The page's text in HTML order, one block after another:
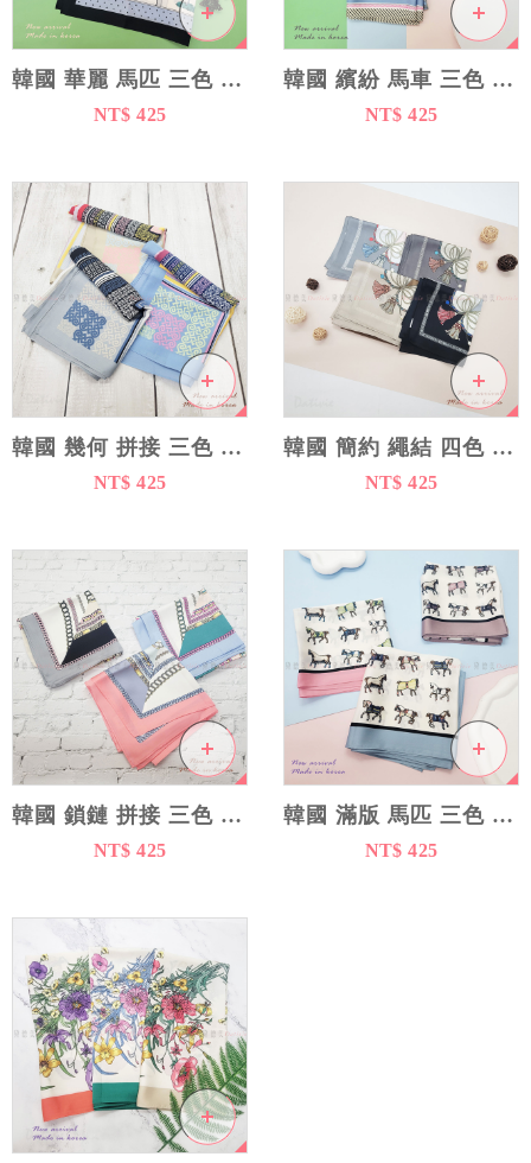
韓國 華麗 馬匹 三色 絲巾 - 韓國製造
NT$ 425
韓國 繽紛 馬車 三色 絲巾 - 韓國製造
NT$ 425
韓國 幾何 拼接 三色 絲巾 - 韓國製造
NT$ 425
韓國 簡約 繩結 四色 絲巾 - 韓國製造
NT$ 425
韓國 鎖鏈 拼接 三色 絲巾 - 韓國製造
NT$ 425
韓國 滿版 馬匹 三色 絲巾 - 韓國製造
NT$ 425